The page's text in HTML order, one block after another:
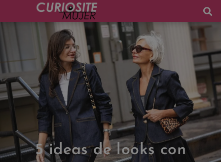
5 ideas de looks con